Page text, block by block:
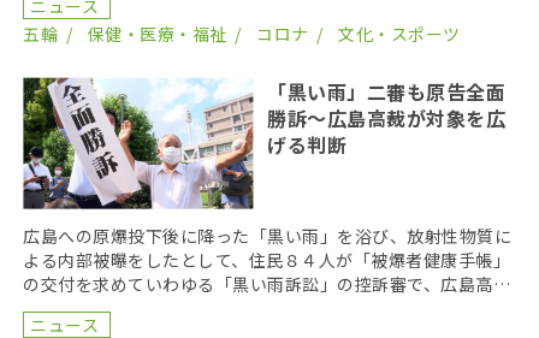
ニュース
五輪
保健・医療・福祉 コロナ 文化・スポーツ
「黒い雨」二審も原告全面
勝訴〜広島高裁が対象を広
げる判断
広島への原爆投下後に降った「黒い雨」を浴び、放射性物質に
よる内部被曝をしたとして、住民８４人が「被爆者健康手帳」
の交付を求めていわゆる「黒い雨訴訟」の控訴審で、広島高裁
は一審を支持し、国側の控訴を棄却した。 高裁は、被曝 […]
ニュース